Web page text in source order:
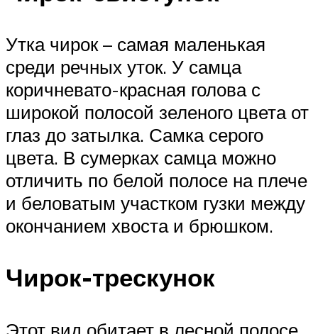
Утка чирок – самая маленькая
среди речных уток. У самца
коричневато-красная голова с
широкой полосой зеленого цвета от
глаз до затылка. Самка серого
цвета. В сумерках самца можно
отличить по белой полосе на плече
и беловатым участком гузки между
окончанием хвоста и брюшком.
Чирок-трескунок
Этот вид обитает в лесной полосе.